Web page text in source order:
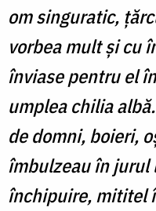
om singuratic,
vorbea mult și cu
înviase pentru el
umplea chilia
de domni, boieri,
îmbulzeau în jurul
închipuire, mititel